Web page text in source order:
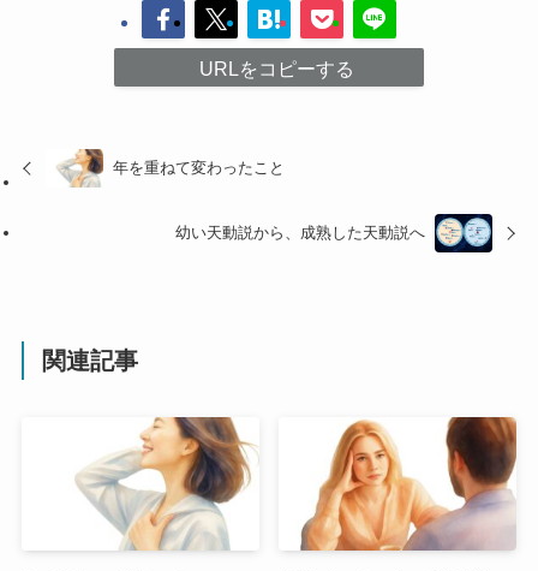
URLをコピーする
年を重ねて変わったこと
幼い天動説から、成熟した天動説へ
関連記事